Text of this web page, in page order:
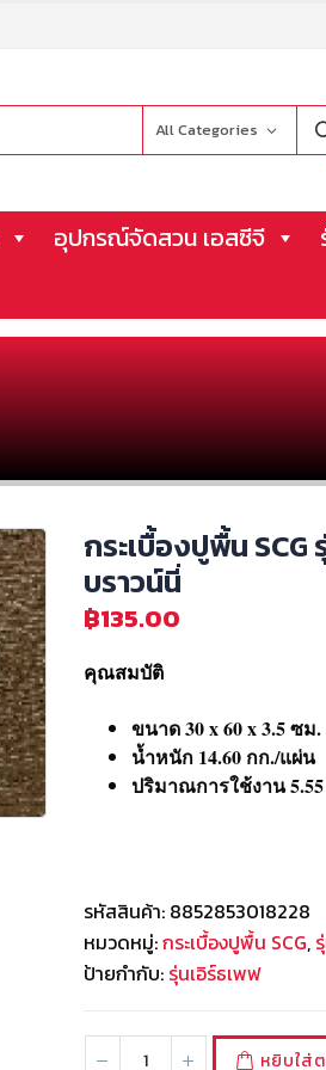
All Categories
อุปกรณ์จัดสวน เอสซีจี
กระเบื้องปูพื้น SCG
บราวน์นี่
฿135.00
คุณสมบัติ
ขนาด 30 x 60 x 3.5 ซม.
น้ำหนัก 14.60 กก./แผ่น
ปริมาณการใช้งาน
รหัสสินค้า: 8852853018228
หมวดหมู่:กระเบื้องปูพื้น SCG,
ป้ายกำกับ: รุ่นเอิร์ธเพฟ
หยิบใส่ต